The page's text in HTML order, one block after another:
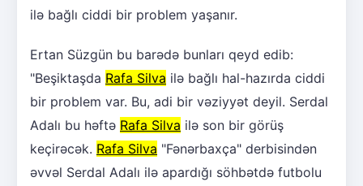
ilə bağlı ciddi bir problem yaşanır.
Ertan Süzgün bu barədə bunları qeyd edib:
"Beşiktaşda Rafa Silva ilə bağlı hal-hazırda ciddi
bir problem var. Bu, adi bir vəziyyət deyil. Serdal
Adalı bu həftə Rafa Silva ilə son bir görüş
keçirəcək. Rafa Silva "Fənərbaxça" derbisindən
əvvəl Serdal Adalı ilə apardığı söhbətdə futbolu